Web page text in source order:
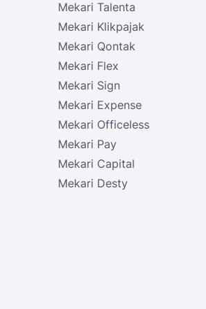
Mekari Talenta
Mekari Klikpajak
Mekari Qontak
Mekari Flex
Mekari Sign
Mekari Expense
Mekari Officeless
Mekari Pay
Mekari Capital
Mekari Desty